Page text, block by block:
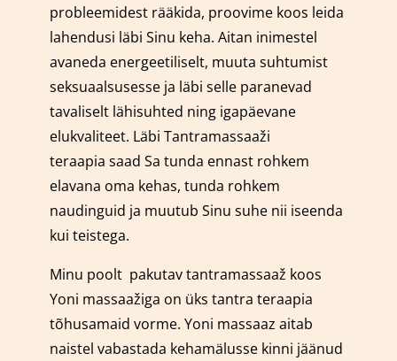
probleemidest rääkida, proovime koos leida
lahendusi läbi Sinu keha. Aitan inimestel
avaneda energeetiliselt, muuta suhtumist
seksuaalsusesse ja läbi selle paranevad
tavaliselt lähisuhted ning igapäevane
elukvaliteet. Läbi Tantramassaaži
teraapia saad Sa tunda ennast rohkem
elavana oma kehas, tunda rohkem
naudinguid ja muutub Sinu suhe nii iseenda
kui teistega.
Minu poolt pakutav tantramassaaž koos
Yoni massaažiga on üks tantra teraapia
tõhusamaid vorme. Yoni massaaz aitab
naistel vabastada kehamälusse kinni jäänud